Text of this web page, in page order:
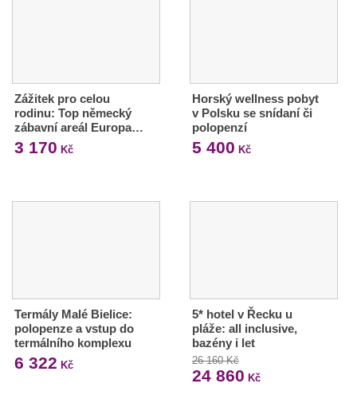
Zážitek pro celou
rodinu: Top německý
zábavní areál Europa…
3 170 Kč
Horský wellness pobyt
v Polsku se snídaní či
polopenzí
5 400 Kč
Termály Malé Bielice:
polopenze a vstup do
termálního komplexu
6 322 Kč
5* hotel v Řecku u
pláže: all inclusive,
bazény i let
26 160 Kč
24 860 Kč